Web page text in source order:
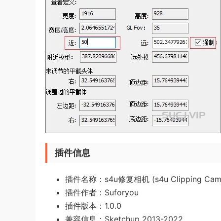
插件信息
插件名称：s4u修复相机 (s4u Clipping
插件作者：Suforyou
插件版本：1.0.0